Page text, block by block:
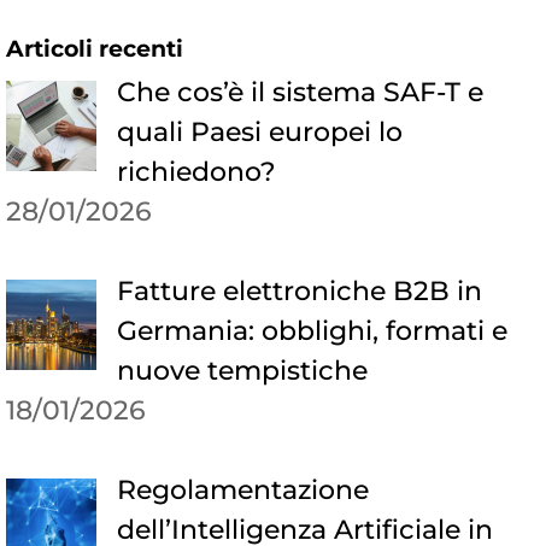
Articoli recenti
Che cos’è il sistema SAF-T e
quali Paesi europei lo
richiedono?
28/01/2026
Fatture elettroniche B2B in
Germania: obblighi, formati e
nuove tempistiche
18/01/2026
Regolamentazione
dell’Intelligenza Artificiale in